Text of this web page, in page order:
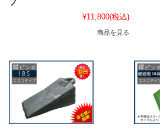
プ
¥11,800(税込)
商品を見る